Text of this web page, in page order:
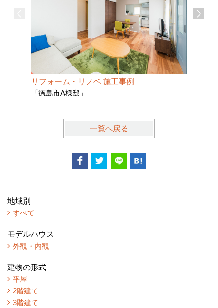
リフォーム・リノベ 施工事例
「徳島市A様邸」
一覧へ戻る
地域別
すべて
モデルハウス
外観・内観
建物の形式
平屋
2階建て
3階建て